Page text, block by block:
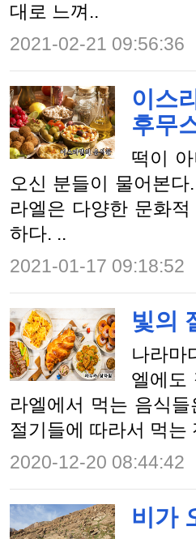
대로 느껴..
2021-02-21 09:56:36
이스
후무
떡이
오신 분들이 물어본
라엘은 다양한 문화
하다. ..
2021-01-17 09:18:52
빛의
나라마
엘에도
라엘에서 먹는 음식
절기들에 따라서 먹는
2020-12-20 08:44:42
비가